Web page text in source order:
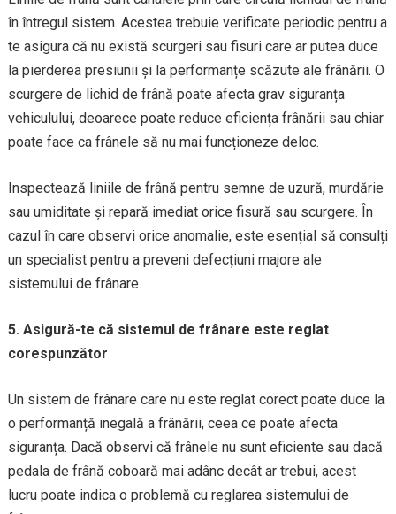
în întregul sistem. Acestea trebuie verificate periodic pentru a
te asigura că nu există scurgeri sau fisuri care ar putea duce
la pierderea presiunii și la performanțe scăzute ale frânării. O
scurgere de lichid de frână poate afecta grav siguranța
vehiculului, deoarece poate reduce eficiența frânării sau chiar
poate face ca frânele să nu mai funcționeze deloc.
Inspectează liniile de frână pentru semne de uzură, murdărie
sau umiditate și repară imediat orice fisură sau scurgere. În
cazul în care observi orice anomalie, este esențial să consulți
un specialist pentru a preveni defecțiuni majore ale
sistemului de frânare.
5. Asigură-te că sistemul de frânare este reglat
corespunzător
Un sistem de frânare care nu este reglat corect poate duce la
o performanță inegală a frânării, ceea ce poate afecta
siguranța. Dacă observi că frânele nu sunt eficiente sau dacă
pedala de frână coboară mai adânc decât ar trebui, acest
lucru poate indica o problemă cu reglarea sistemului de